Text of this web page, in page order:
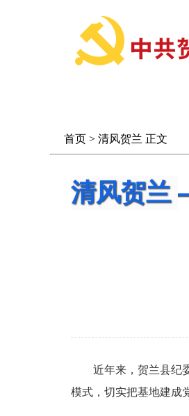
首页 > 清风贺兰 正文
清风贺兰
近年来，贺兰县纪委
模式，切实把基地建成